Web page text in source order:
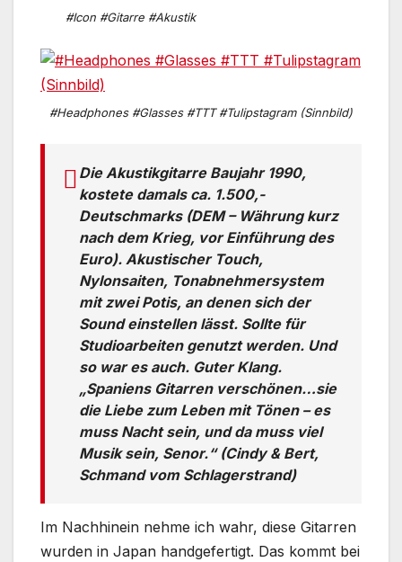
#Icon #Gitarre #Akustik
#Headphones #Glasses #TTT #Tulipstagram (Sinnbild)
Die Akustikgitarre Baujahr 1990,
kostete damals ca. 1.500,-
Deutschmarks (DEM – Währung kurz
nach dem Krieg, vor Einführung des
Euro). Akustischer Touch,
Nylonsaiten, Tonabnehmersystem
mit zwei Potis, an denen sich der
Sound einstellen lässt. Sollte für
Studioarbeiten genutzt werden. Und
so war es auch. Guter Klang.
„Spaniens Gitarren verschönen…sie
die Liebe zum Leben mit Tönen – es
muss Nacht sein, und da muss viel
Musik sein, Senor.“ (Cindy & Bert,
Schmand vom Schlagerstrand)
Im Nachhinein nehme ich wahr, diese Gitarren
wurden in Japan handgefertigt. Das kommt bei